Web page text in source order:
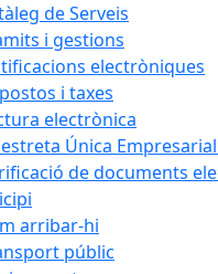
de Serveis
i gestions
electròniques
i taxes
electrònica
Única Empresarial
de documents
arribar-hi
públic